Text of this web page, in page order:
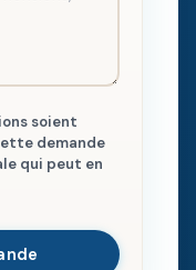
soient
demande
qui peut en